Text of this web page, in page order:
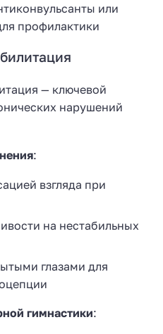
или
профилактики
— ключевой
нарушений
:
взгляда при
на нестабильных
глазами для
гимнастики: